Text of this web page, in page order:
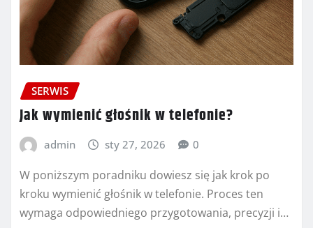
SERWIS
Jak wymienić głośnik w telefonie?
admin sty 27, 2026 0
W poniższym poradniku dowiesz się jak krok po
kroku wymienić głośnik w telefonie. Proces ten
wymaga odpowiedniego przygotowania, precyzji i…